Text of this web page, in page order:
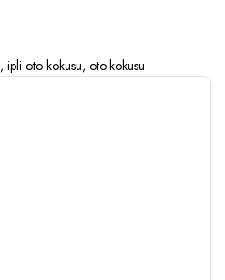
,ipli oto kokusu, oto kokusu